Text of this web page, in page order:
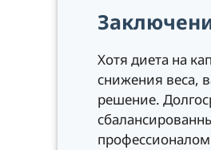
Хотя диета на
снижения веса,
решение.